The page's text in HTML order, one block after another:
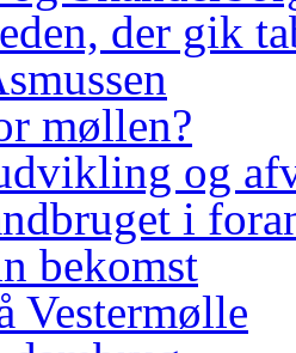
der gik
møllen?
og
i
bekomst
Vestermølle